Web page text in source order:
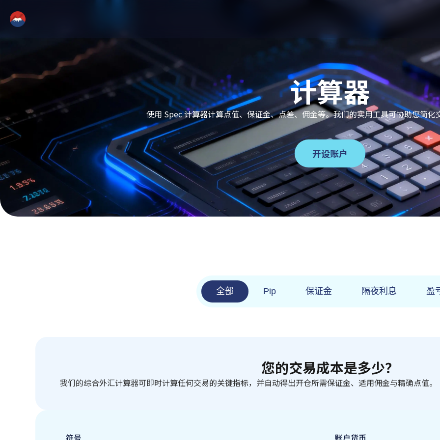
计算器
使用 Spec 计算器计算点值、保证金、点差、佣金等。我们的实用工具可协助您简化
开设账户
全部 Pip 保证金 隔夜利息 盈
您的交易成本是多少？
我们的综合外汇计算器可即时计算任何交易的关键指标，并自动得出开仓所需保证金、适用佣金与精确点值。
符号 账户货币